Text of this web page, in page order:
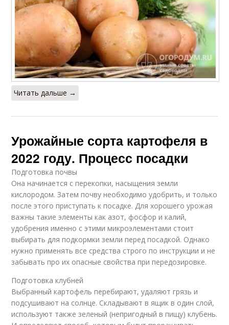
Читать дальше →
Урожайные сорта картофеля в
2022 году. Процесс посадки
Подготовка почвы
Она начинается с перекопки, насыщения земли
кислородом. Затем почву необходимо удобрить, и только
после этого приступать к посадке. Для хорошего урожая
важны такие элементы как азот, фосфор и калий,
удобрения именно с этими микроэлементами стоит
выбирать для подкормки земли перед посадкой. Однако
нужно применять все средства строго по инструкции и не
забывать про их опасные свойства при передозировке.
Подготовка клубней
Выбранный картофель перебирают, удаляют грязь и
подсушивают на солнце. Складывают в ящик в один слой,
используют также зеленый (непригодный в пищу) клубень.